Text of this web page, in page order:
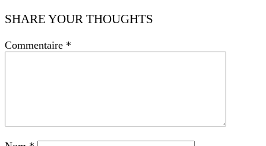
SHARE YOUR THOUGHTS
Commentaire *